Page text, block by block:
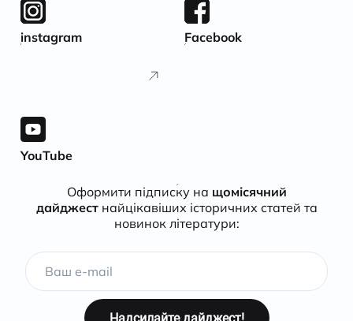
instagram Facebook
YouTube
Оформити підписку на щомісячний
дайджестнайцікавіших історичних статей та
новинок літератури: